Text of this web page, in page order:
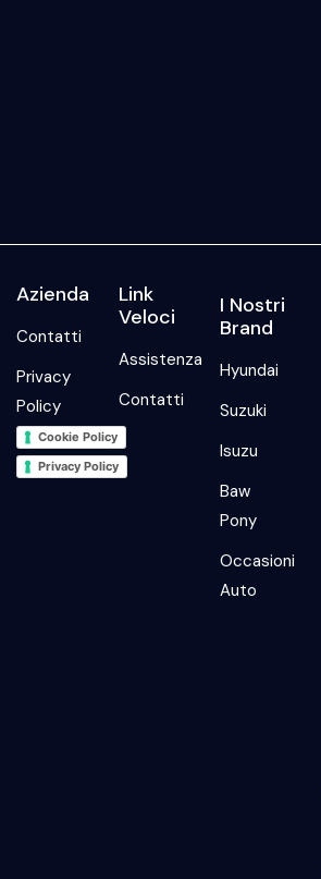
Azienda
Contatti
Privacy
Policy
Cookie Policy
Privacy Policy
Link
Veloci
Assistenza
Contatti
I Nostri
Brand
Hyundai
Suzuki
Isuzu
Baw
Pony
Occasioni
Auto